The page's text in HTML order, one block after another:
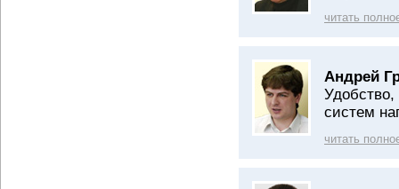
читать
Андрей
систем
читать